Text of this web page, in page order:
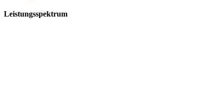
Leistungsspektrum